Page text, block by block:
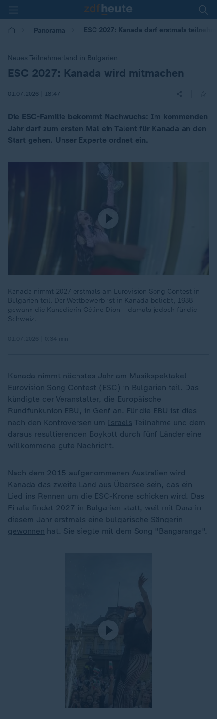
Panorama ESC 2027: Kanada darf erstmals
Neues Teilnehmerland in Bulgarien
:ESC 2027: Kanada wird mitmachen
01.07.2026 | 18:47
Die ESC-Familie bekommt Nachwuchs: Im kommenden
Jahr darf zum ersten Mal ein Talent für Kanada an den
Start gehen. Unser Experte ordnet ein.
Kanada nimmt 2027 erstmals am Eurovision Song Contest in
Bulgarien teil. Der Wettbewerb ist in Kanada beliebt, 1988
gewann die Kanadierin Céline Dion – damals jedoch für die
Schweiz.
Kanada nimmt nächstes Jahr am Musikspektakel
Eurovision Song Contest (ESC) in Bulgarien teil. Das
kündigte der Veranstalter, die Europäische
Rundfunkunion EBU, in Genf an. Für die EBU ist dies
nach den Kontroversen um Israels Teilnahme und dem
daraus resultierenden Boykott durch fünf Länder eine
willkommene gute Nachricht.
Nach dem 2015 aufgenommenen Australien wird
Kanada das zweite Land aus Übersee sein, das ein
Lied ins Rennen um die ESC-Krone schicken wird. Das
Finale findet 2027 in Bulgarien statt, weil mit Dara in
diesem Jahr erstmals eine bulgarische Sängerin
gewonnen hat. Sie siegte mit dem Song "Bangaranga".